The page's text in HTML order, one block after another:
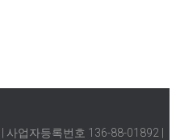
사업자등록번호 136-88-01892 |